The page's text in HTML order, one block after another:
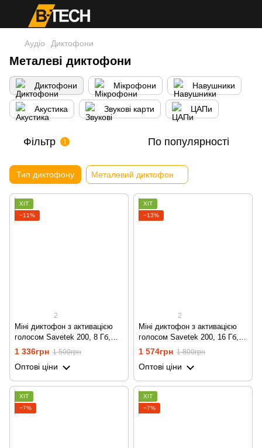
Аудіо Диктофони
Металеві диктофони
Диктофони Мікрофони Навушники
Акустика Звукові карти ЦАПи
Фільтр 1 По популярності
Тип диктофону Металевий диктофон
ХІТ
−11%
2
Міні диктофон з активацією
голосом Savetek 200, 8 Гб,
VOX, 12 годин запису
1 336грн 1 500грн
Оптові ціни
ХІТ
−13%
2
Міні диктофон з активацією
голосом Savetek 200, 16 Гб,
VOX, 12 годин запису
1 574грн 1 800грн
Оптові ціни
ХІТ
−7%
ХІТ
−7%